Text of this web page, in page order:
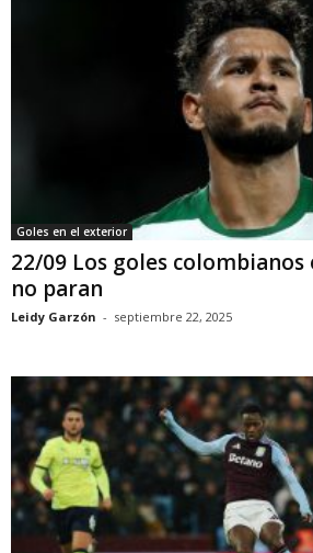
Goles en el exterior
22/09 Los goles
no paran
Leidy Garzón - septiembre 22, 2025